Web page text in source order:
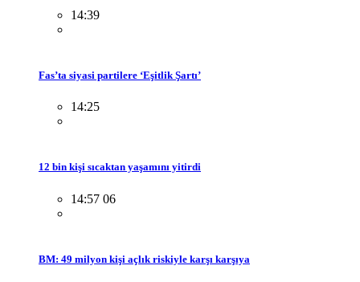
14:39
Fas’ta siyasi partilere ‘Eşitlik Şartı’
14:25
12 bin kişi sıcaktan yaşamını yitirdi
14:57 06
BM: 49 milyon kişi açlık riskiyle karşı karşıya